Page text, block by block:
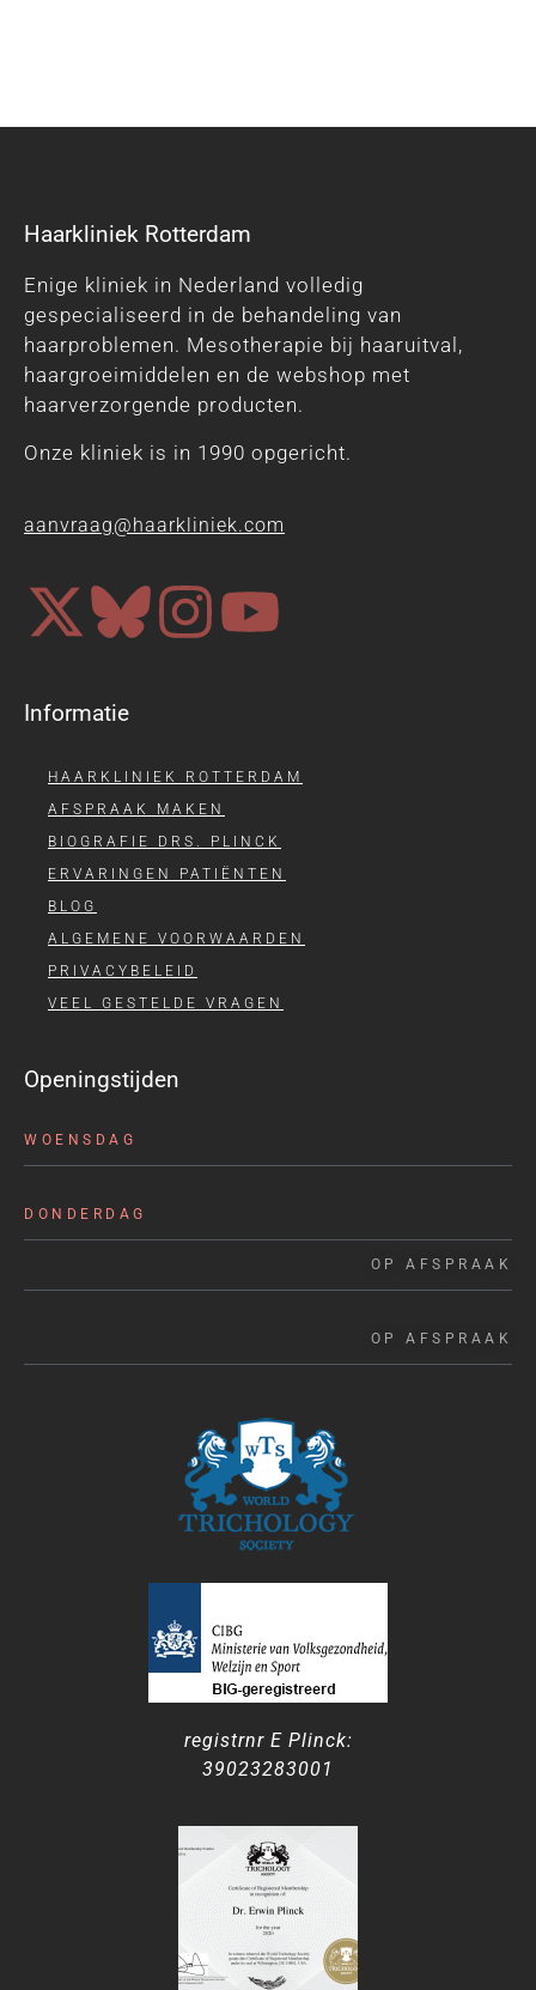
Haarkliniek Rotterdam
Enige kliniek in Nederland volledig
gespecialiseerd in de behandeling van
haarproblemen. Mesotherapie bij haaruitval,
haargroeimiddelen en de webshop met
haarverzorgende producten.
Onze kliniek is in 1990 opgericht.
aanvraag@haarkliniek.com
Informatie
HAARKLINIEK ROTTERDAM
AFSPRAAK MAKEN
BIOGRAFIE DRS. PLINCK
ERVARINGEN PATIËNTEN
BLOG
ALGEMENE VOORWAARDEN
PRIVACYBELEID
VEEL GESTELDE VRAGEN
Openingstijden
WOENSDAG
DONDERDAG
OP AFSPRAAK
OP AFSPRAAK
registrnr E Plinck:
39023283001